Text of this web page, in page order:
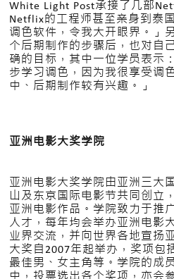
White Light Post承接了几部
Netflix的工程师甚至亲身到泰
调色软件，令我大开眼界。」
个后期制作的步骤后，也对自
确的目标，其中一位学员表示
步学习调色，因为我很享受调
中、后期制作较有兴趣。」
亚洲电影大奖学院
亚洲电影大奖学院由亚洲三大
山及东京国际电影节共同创立
亚洲电影作品。学院致力于推
人才，每年均会举办亚洲电影
业界交流，并向世界各地宣扬
大奖自2007年起举办，奖项包
最佳男、女主角等。学院的成